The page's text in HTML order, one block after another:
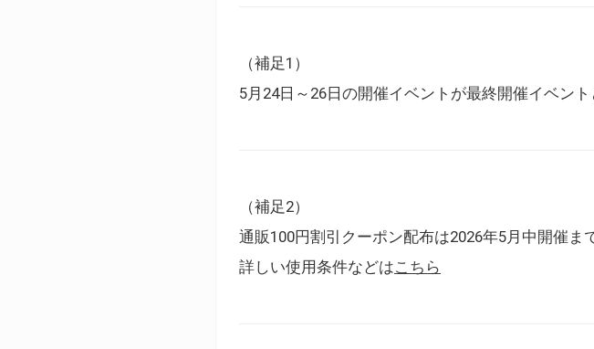
（補足1）
5月24日～26日の開催イベントが最終開催イベント
（補足2）
通販100円割引クーポン配布は2026年5月中開催ま
詳しい使用条件などはこちら